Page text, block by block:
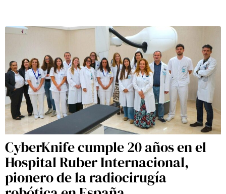
CyberKnife cumple 20 años en el
Hospital Ruber Internacional,
pionero de la radiocirugía